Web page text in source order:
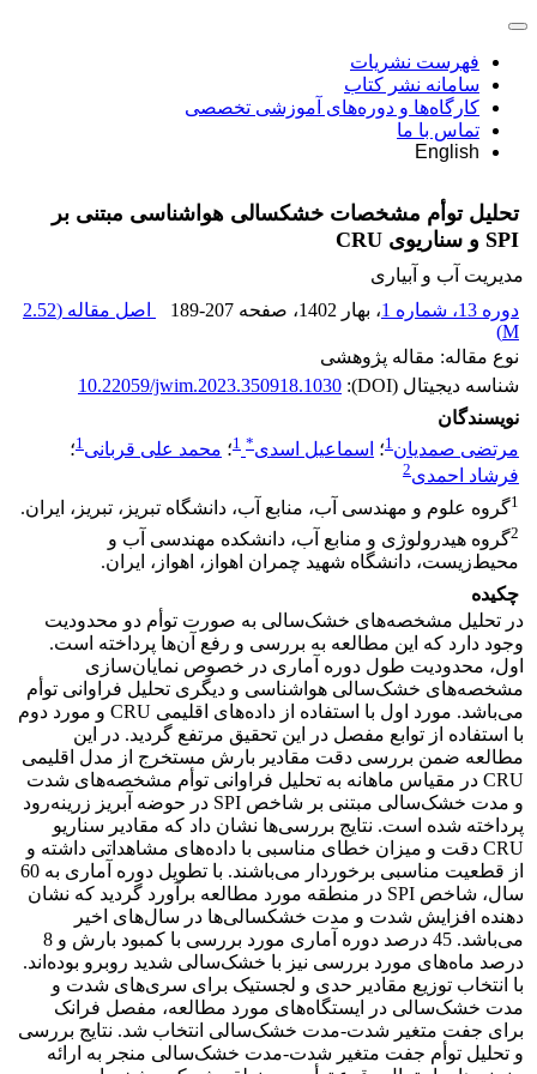
فهرست نشریات
سامانه نشر کتاب
کارگاه‌ها و دوره‌های آموزشی تخصصی
تماس با ما
English
تحلیل توأم مشخصات خشکسالی هواشناسی مبتنی بر
SPI و سناریوی CRU
مدیریت آب و آبیاری
دوره 13، شماره 1
، بهار 1402 ، صفحه 189-207 اصل مقاله (2.52
M
)
نوع مقاله: مقاله پژوهشی
شناسه دیجیتال (DOI):
10.22059/jwim.2023.350918.1030
نویسندگان
مرتضی صمدیان1؛ اسماعیل اسدی*
1؛ محمد علی قربانی1؛
فرشاد احمدی2
1گروه علوم و مهندسی آب، منابع آب، دانشگاه تبریز، تبریز، ایران.
2گروه هیدرولوژی و منابع آب، دانشکده مهندسی آب و
محیط‌زیست، دانشگاه شهید چمران اهواز، اهواز، ایران.
چکیده
در تحلیل مشخصه‌های خشک‌سالی به صورت توأم دو محدودیت
وجود دارد که این مطالعه به بررسی و رفع آن‌ها پرداخته است.
اول، محدودیت طول دوره آماری در خصوص نمایان‌سازی
مشخصه‌های خشک‌سالی هواشناسی و دیگری تحلیل فراوانی توأم
می‌باشد. مورد اول با استفاده از داده‌های اقلیمی CRU و مورد دوم
با استفاده از توابع مفصل در این تحقیق مرتفع گردید. در این
مطالعه ضمن بررسی دقت مقادیر بارش مستخرج از مدل اقلیمی
CRU در مقیاس ماهانه به تحلیل فراوانی توأم مشخصه‌های شدت
و مدت خشک‌سالی مبتنی بر شاخص SPI در حوضه آبریز زرینه‌رود
پرداخته شده است. نتایج بررسی‌ها نشان داد که مقادیر سناریو
CRU دقت و میزان خطای مناسبی با داده‌های مشاهداتی داشته و
از قطعیت مناسبی برخوردار می‌باشند. با تطویل دوره آماری به 60
سال، شاخص SPI در منطقه مورد مطالعه برآورد گردید که نشان
دهنده افزایش شدت و مدت خشکسالی‌ها در سال‌های اخیر
می‌باشد. 45 درصد دوره آماری مورد بررسی با کمبود بارش و 8
درصد ماه‌های مورد بررسی نیز با خشک‌سالی شدید روبرو بوده‌اند.
با انتخاب توزیع مقادیر حدی و لجستیک برای سری‌های شدت و
مدت خشک‌سالی در ایستگاه‌های مورد مطالعه، مفصل فرانک
برای جفت متغیر شدت-مدت خشک‌سالی انتخاب شد. نتایج بررسی
و تحلیل توأم جفت متغیر شدت-مدت خشک‌سالی منجر به ارائه